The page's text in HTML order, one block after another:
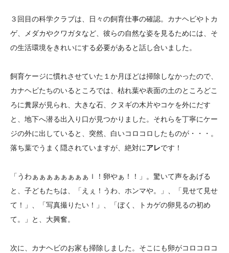
年報一覧 中谷財団レポート
ム
科学教育振興助成・
ログラム助成
アクセス よくあるご質問
サイトマップ 中谷財団アーカイブ
日本語 English マイページ
３回目の科学クラブは、日々の飼育仕事の確認。カナヘビやトカ
ゲ、メダカやクワガタなど、彼らの自然な姿を見るためには、そ
の生活環境をきれいにする必要があると話し合いました。
飼育ケージに慣れさせていた１か月ほどは掃除しなかったので、
カナヘビたちのいるところでは、枯れ葉や表面の土のところどこ
ろに糞尿が見られ、大きな石、クヌギの木片やコケを外にだす
と、地下へ潜る出入り口が見つかりました。それらを丁寧にケー
ジの外に出していると、突然、白いコロコロしたものが・・・。
落ち葉でうまく隠されていますが、絶対にアレです！
「うわぁぁぁぁぁぁぁぁｌ！卵やぁ！！」。驚いて声をあげる
と、子どもたちは、「えぇ！うわ、ホンマや。」、「見せて見せ
て！」、「写真撮りたい！」、「ぼく、トカゲの卵見るの初め
て。」と、大興奮。
次に、カナヘビのお家も掃除しました。そこにも卵がコロコロコ